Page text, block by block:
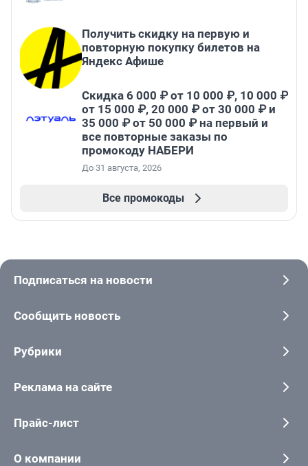
Получить скидку на первую и
повторную покупку билетов на
Яндекс Афише
Скидка 6 000 ₽ от 10 000 ₽, 10 000 ₽
от 15 000 ₽, 20 000 ₽ от 30 000 ₽ и
35 000 ₽ от 50 000 ₽ на первый и
все повторные заказы по
промокоду НАБЕРИ
До 31 августа, 2026
Все промокоды
Подписаться на новости
Сообщить новость
Рубрики
Реклама на сайте
Прайс-лист
О компании